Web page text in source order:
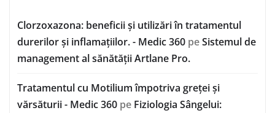
Clorzoxazona: beneficii și utilizări în tratamentul
durerilor și inflamațiilor. - Medic 360 peSistemul de
management al sănătății Artlane Pro.
Tratamentul cu Motilium împotriva greței și
vărsăturii - Medic 360 pe Fiziologia Sângelui: